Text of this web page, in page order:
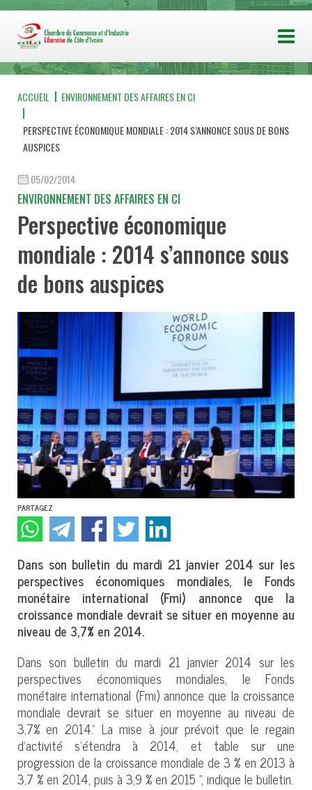
ACCUEIL ENVIRONNEMENT DES AFFAIRES EN CI
PERSPECTIVE ÉCONOMIQUE MONDIALE : 2014 S’ANNONCE SOUS DE BONS
AUSPICES
05/02/2014
ENVIRONNEMENT DES AFFAIRES EN CI
Perspective économique
mondiale : 2014 s’annonce sous
de bons auspices
PARTAGEZ
Dans son bulletin du mardi 21 janvier 2014 sur les
perspectives économiques mondiales, le Fonds
monétaire international (Fmi) annonce que la
croissance mondiale devrait se situer en moyenne au
niveau de 3,7% en 2014.
Dans son bulletin du mardi 21 janvier 2014 sur les
perspectives économiques mondiales, le Fonds
monétaire international (Fmi) annonce que la croissance
mondiale devrait se situer en moyenne au niveau de
3,7% en 2014." La mise à jour prévoit que le regain
d’activité s’étendra à 2014, et table sur une
progression de la croissance mondiale de 3 % en 2013 à
3,7 % en 2014, puis à 3,9 % en 2015 ", indique le bulletin.